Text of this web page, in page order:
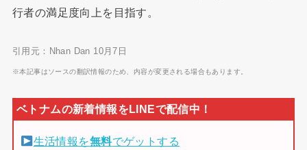
行者の満足度向上を目指す。
引用元：Nhan Dan 10月7日
※本記事はソースの翻訳情報のため、内容が変更される場合もあります。
生活情報を無料でゲットする